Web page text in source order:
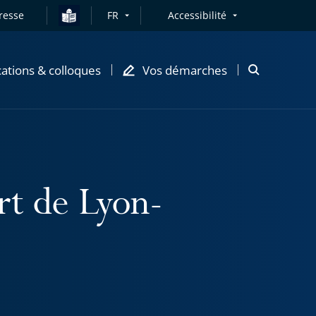
FR Accessibilité
& colloques Vos démarches
Ouvrir
de Lyon-